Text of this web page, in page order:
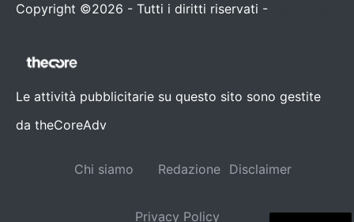
Copyright ©2026 - Tutti i diritti riservati -
Le attività pubblicitarie su questo sito sono gestite
da theCoreAdv
Chi siamo Redazione Disclaimer
Privacy Policy